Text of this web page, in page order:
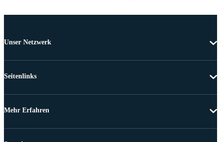
Unser Netzwerk
Seitenlinks
Mehr Erfahren